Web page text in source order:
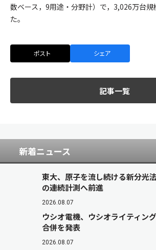
数ベース，9用途・分野計）で，3,026万台規
た。
ポスト シェア
記事一覧
新着ニュース
東大、原子を流し続ける新分
の連続計測へ前進
2026.08.07
ウシオ電機、ウシオライティン
合併を発表
2026.08.07